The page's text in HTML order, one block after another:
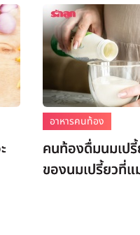
อาหารคนท้อง
คนท้องดื่มนมเปรี้
ของนมเปรี้ยวที่